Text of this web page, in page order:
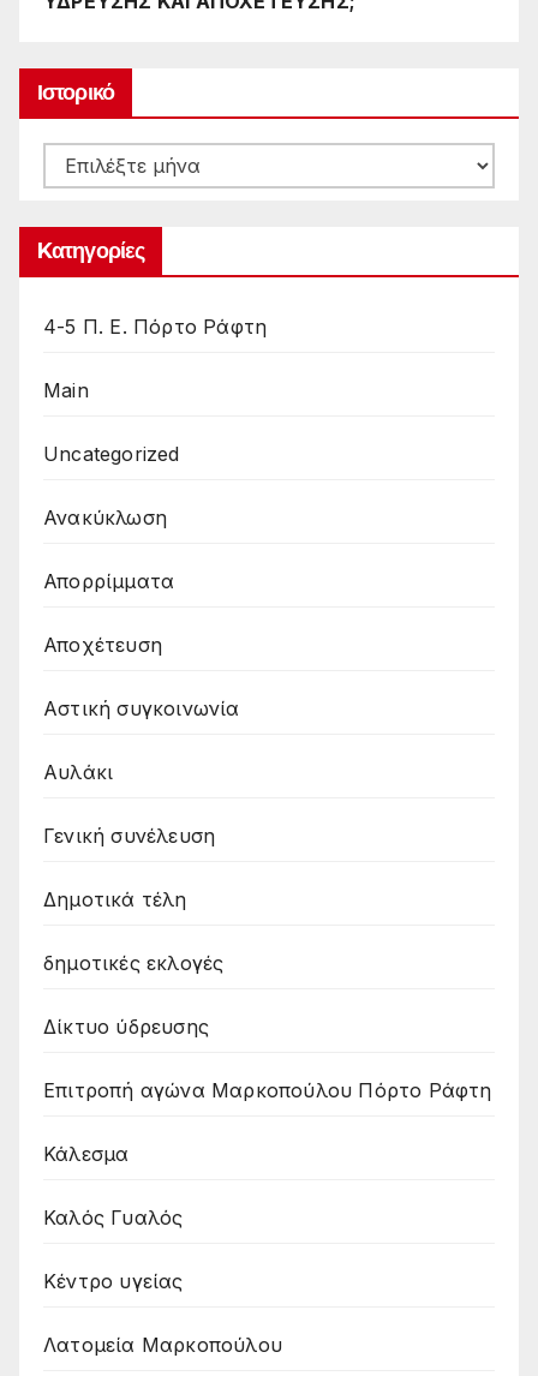
Ιστορικό
Ιστορικό
Kατηγορίες
4-5 Π. Ε. Πόρτο Ράφτη
Main
Uncategorized
Ανακύκλωση
Απορρίμματα
Αποχέτευση
Αστική συγκοινωνία
Αυλάκι
Γενική συνέλευση
Δημοτικά τέλη
δημοτικές εκλογές
Δίκτυο ύδρευσης
Επιτροπή αγώνα Μαρκοπούλου Πόρτο Ράφτη
Κάλεσμα
Καλός Γυαλός
Κέντρο υγείας
Λατομεία Μαρκοπούλου